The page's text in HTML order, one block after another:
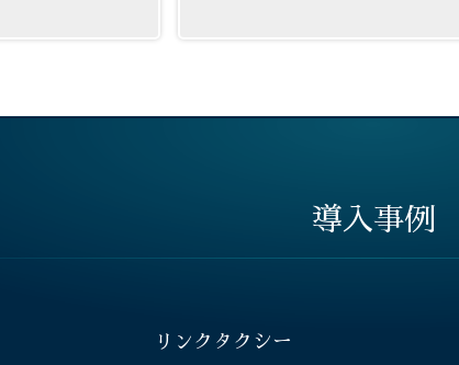
導入事例
リンクタクシー